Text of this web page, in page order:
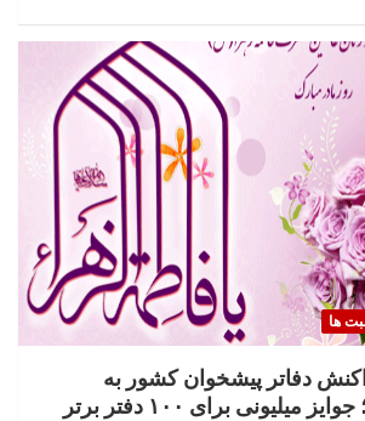
ها
دفاتر پیشخوان کشور به
برای ۱۰۰ دفتر برتر